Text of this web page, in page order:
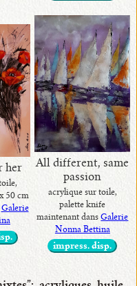
her
50 cm
Galerie
All different, same
passion
acrylique sur toile,
palette knife
maintenant dansGalerie
Nonna Bettina
impress. disp.